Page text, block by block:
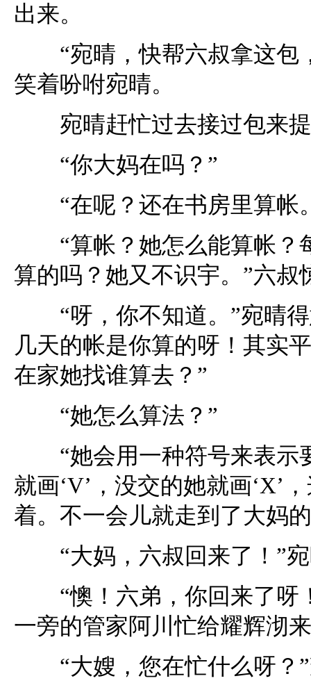
出来。
“宛晴，快帮六叔拿这包
笑着吩咐宛晴。
宛晴赶忙过去接过包来提
“你大妈在吗？”
“在呢？还在书房里算帐
“算帐？她怎么能算帐？
算的吗？她又不识宇。”六叔
“呀，你不知道。”宛晴得
几天的帐是你算的呀！其实
在家她找谁算去？”
“她怎么算法？”
“她会用一种符号来表示
就画‘V’，没交的她就画‘X’
着。不一会儿就走到了大妈
“大妈，六叔回来了！”宛
“懊！六弟，你回来了呀
一旁的管家阿川忙给耀辉沏
“大嫂，您在忙什么呀？”